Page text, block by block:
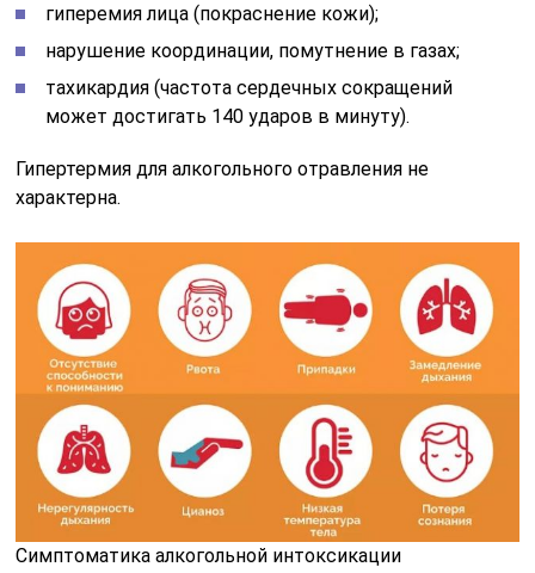
гиперемия лица (покраснение кожи);
нарушение координации, помутнение в газах;
тахикардия (частота сердечных сокращений
может достигать 140 ударов в минуту).
Гипертермия для алкогольного отравления не
характерна.
Симптоматика алкогольной интоксикации